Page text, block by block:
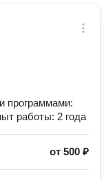
программами:
работы: 2 года
от 500 ₽